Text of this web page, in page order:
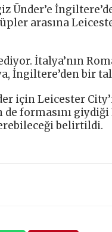
Ünder’e
arasına
İtalya’nın
İngiltere’den bir
için Leicester
formasını
belirtildi.